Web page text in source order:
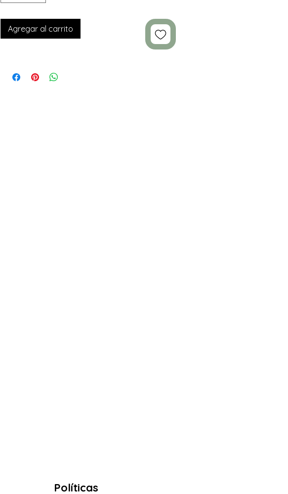
Agregar al carrito
Políticas